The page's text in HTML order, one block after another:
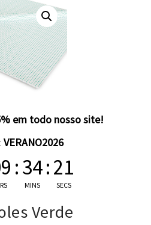
em todo nosso site!
VERANO2026
:34
MINS
:20
SECS
Verde